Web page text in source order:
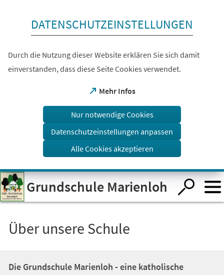
Visuelle
Assistenzsoftware
öffnen.
DATENSCHUTZEINSTELLUNGEN
Durch die Nutzung dieser Website erklären Sie sich damit
einverstanden, dass diese Seite Cookies verwendet.
Mehr Infos
(Öffnet
einem
Tab)
Nur notwendige Cookies
Datenschutzeinstellungen anpassen
Alle Cookies akzeptieren
Grundschule Marienloh
Über unsere Schule
Die Grundschule Marienloh - eine katholische